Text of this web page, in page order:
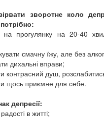
зворотне коло
на прогулянку на 20-40
смачну їжу, але без
дихальні вправи;
контрасний душ,
щось приємне для себе.
депресії:
в житті;